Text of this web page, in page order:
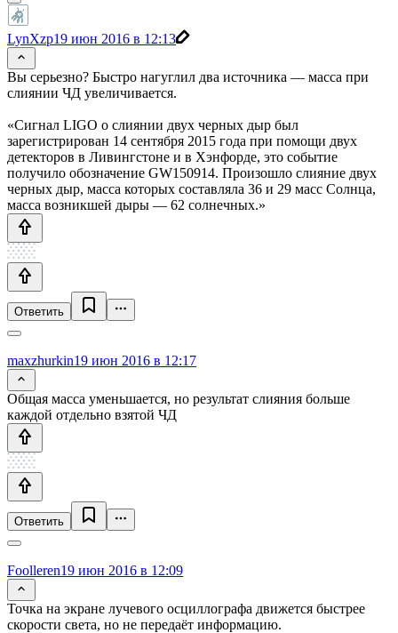
LynXzp19 июн 2016 в 12:13
Вы серьезно? Быстро нагуглил два источника — масса при
слиянии ЧД увеличивается.
«Сигнал LIGO о слиянии двух черных дыр был
зарегистрирован 14 сентября 2015 года при помощи двух
детекторов в Ливингстоне и в Хэнфорде, это событие
получило обозначение GW150914. Произошло слияние двух
черных дыр, масса которых составляла 36 и 29 масс Солнца,
масса возникшей дыры — 62 солнечных.»
Ответить
maxzhurkin19 июн 2016 в 12:17
Общая масса уменьшается, но результат слияния больше
каждой отдельно взятой ЧД
Ответить
Foolleren19 июн 2016 в 12:09
Точка на экране лучевого осциллографа движется быстрее
скорости света, но не передаёт информацию.